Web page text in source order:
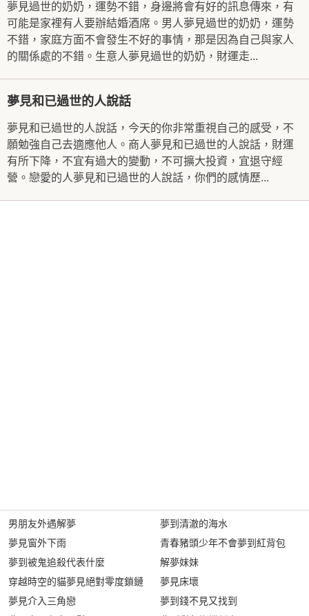
夢見過世的奶奶，運勢不錯，身邊將會有好的訊息傳來，有
可能是家裡有人要辦結婚酒席。男人夢見過世的奶奶，運勢
不錯，家庭方面不會發生不好的事情，那是因為自己與家人
的關係處的不錯。生意人夢見過世的奶奶，財運走...
夢見和已過世的人說話
夢見和已過世的人說話，今天的你非常重視自己的感受，不
願勉強自己去適應他人。商人夢見和已過世的人說話，財運
有所下降，不宜有過大的變動，不可擴大投資，宜退守經
營。戀愛的人夢見和已過世的人說話，你們的感情歷...
男朋友外遇解夢
夢見窗外下雨
夢到被鬼追殺代表什麼
穿越時空的貓夢見絕對零度鎖鏈
夢見介入三角戀
夢到清澈的海水
青春豬頭少年不會夢到紅背包
解夢妹妹
夢見床壞
夢到錢不見又找到